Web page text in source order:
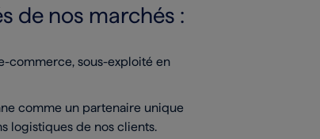
de nos marchés :
commerce, sous-exploité en
comme un partenaire unique
logistiques de nos clients.